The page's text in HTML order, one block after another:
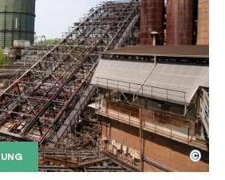
der Völklinger Hütte mit
Völklinger Hütte | Karl
©